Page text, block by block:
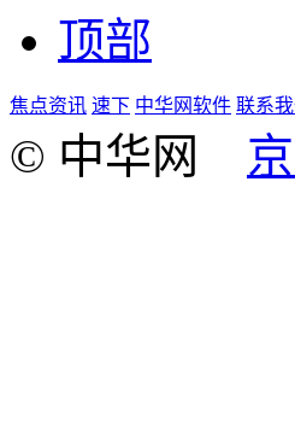
顶部
焦点资讯 速下 中华网软件 联系我
© 中华网